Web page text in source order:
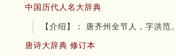
中国历代人名大辞典
【介绍】： 唐齐州全节人，字洪范。
唐诗大辞典 修订本